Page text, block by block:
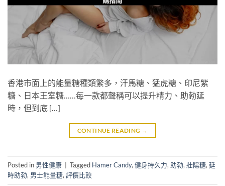
香港市面上的能量糖種類繁多，汗馬糖、猛虎糖、印尼紫
糖、日本王室糖……每一款都聲稱可以提升精力、助勃延
時，但到底 […]
CONTINUE READING →
Posted in 男性健康 Tagged Hamer Candy, 健身持久力, 助勃, 壯陽糖, 延
時助勃, 男士能量糖, 評價比較